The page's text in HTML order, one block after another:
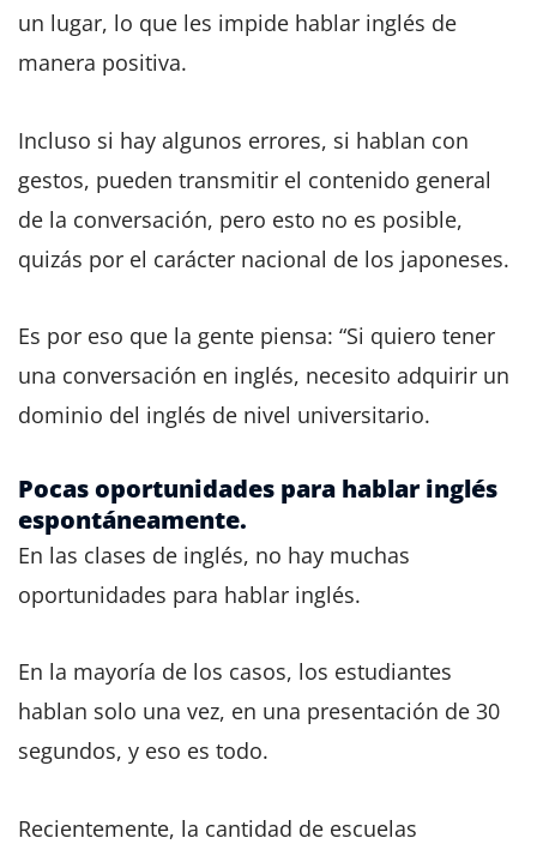
un lugar, lo que les impide hablar inglés de
manera positiva.
Incluso si hay algunos errores, si hablan con
gestos, pueden transmitir el contenido general
de la conversación, pero esto no es posible,
quizás por el carácter nacional de los japoneses.
Es por eso que la gente piensa: “Si quiero tener
una conversación en inglés, necesito adquirir un
dominio del inglés de nivel universitario.
Pocas oportunidades para hablar inglés
espontáneamente.
En las clases de inglés, no hay muchas
oportunidades para hablar inglés.
En la mayoría de los casos, los estudiantes
hablan solo una vez, en una presentación de 30
segundos, y eso es todo.
Recientemente, la cantidad de escuelas